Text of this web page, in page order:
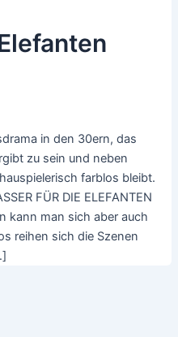
in den 30ern, das
zu sein und neben
farblos bleibt.
FÜR DIE ELEFANTEN
kann man sich aber auch
reihen sich die Szenen